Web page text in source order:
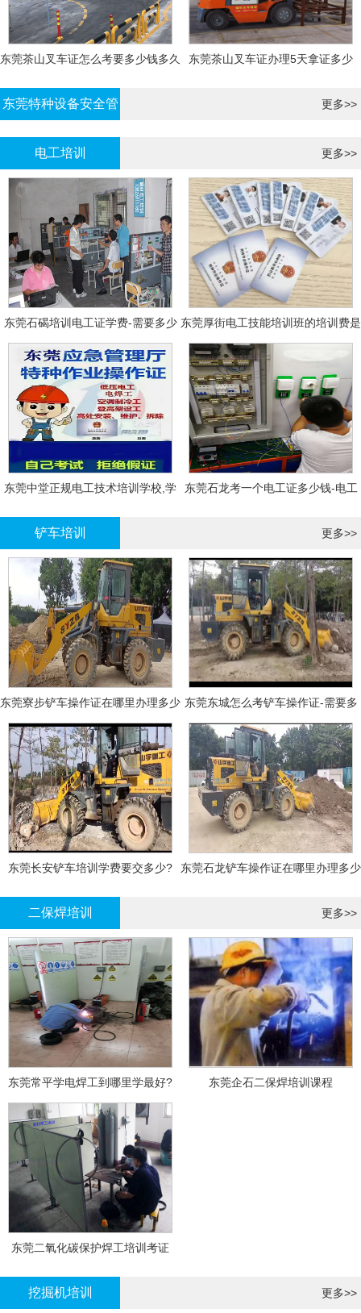
东莞茶山叉车证怎么考要多少钱多久
东莞茶山叉车证办理5天拿证多少
东莞特种设备安全管
理证考证
更多>>
电工培训 更多>>
东莞石碣培训电工证学费-需要多少
钱?需要什么条件?
东莞厚街电工技能培训班的培训费是
多少?
东莞中堂正规电工技术培训学校,学
东莞石龙考一个电工证多少钱-电工
铲车培训 更多>>
东莞寮步铲车操作证在哪里办理多少
钱
东莞东城怎么考铲车操作证-需要多
少钱?
东莞长安铲车培训学费要交多少?
东莞石龙铲车操作证在哪里办理多少
二保焊培训 更多>>
东莞常平学电焊工到哪里学最好? 东莞企石二保焊培训课程
东莞二氧化碳保护焊工培训考证
挖掘机培训 更多>>